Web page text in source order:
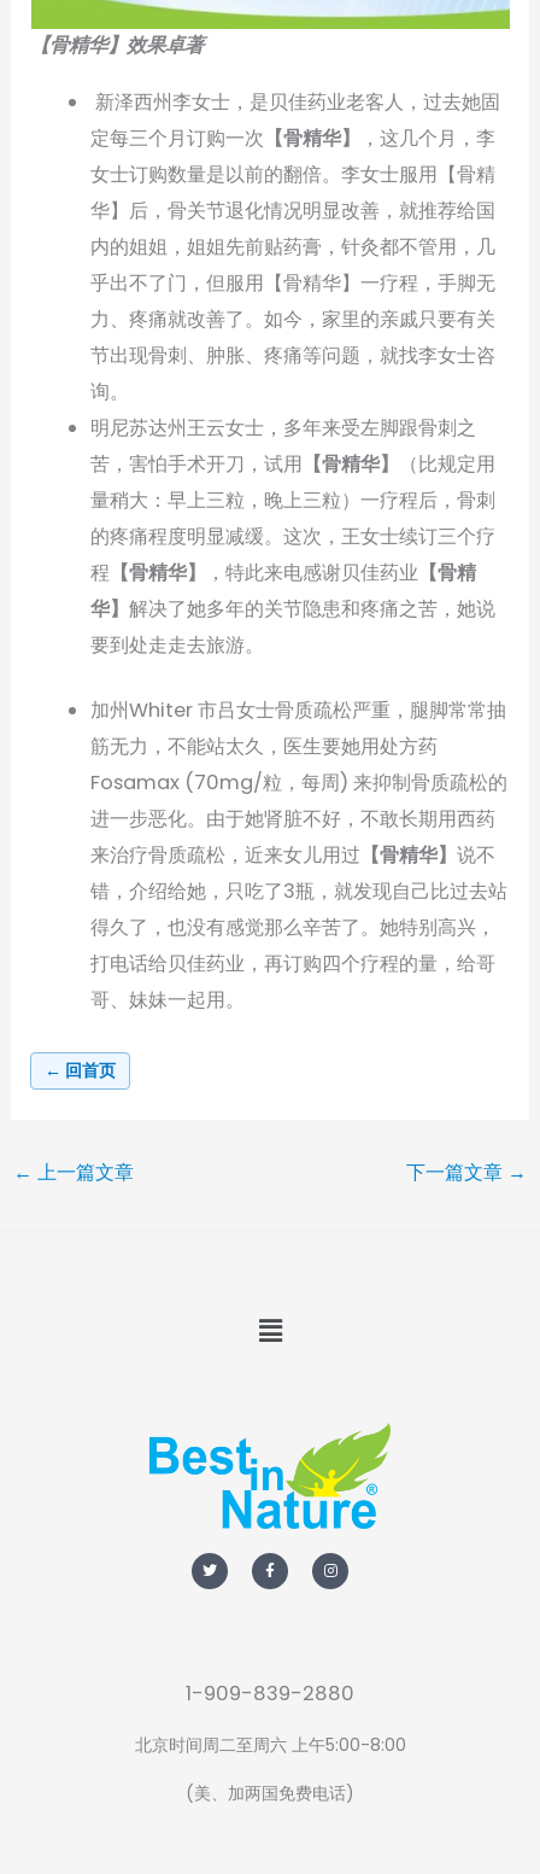
【骨精华】效果卓著
新泽西州李女士，是贝佳药业老客人，过去她固
定每三个月订购一次 【骨精华】
，这几个月，李
女士订购数量是以前的翻倍。李女士服用【骨精
华】后，骨关节退化情况明显改善，就推荐给国
内的姐姐，姐姐先前贴药膏，针灸都不管用，几
乎出不了门，但服用【骨精华】一疗程，手脚无
力、疼痛就改善了。如今，家里的亲戚只要有关
节出现骨刺、肿胀、疼痛等问题，就找李女士咨
询。
明尼苏达州王云女士，多年来受左脚跟骨刺之
苦，害怕手术开刀，试用 【骨精华】
（比规定用
量稍大：早上三粒，晚上三粒）一疗程后，骨刺
的疼痛程度明显减缓。这次，王女士续订三个疗
程 【骨精华】 ，特此来电感谢贝佳药业 【骨精
华】 解决了她多年的关节隐患和疼痛之苦，她说
要到处走走去旅游。
加州Whiter 市吕女士骨质疏松严重，腿脚常常抽
筋无力，不能站太久，医生要她用处方药
Fosamax (70mg/粒，每周) 来抑制骨质疏松的
进一步恶化。由于她肾脏不好，不敢长期用西药
来治疗骨质疏松，近来女儿用过 【骨精华】 说不
错，介绍给她，只吃了3瓶，就发现自己比过去站
得久了，也没有感觉那么辛苦了。她特别高兴，
打电话给贝佳药业，再订购四个疗程的量，给哥
哥、妹妹一起用。
← 回首页
← 上一篇文章 下一篇文章 →
Menu
w
i
t
a
c
e
n
s
t
1-909-839-2880
北京时间周二至周六 上午5:00-8:00
(美、加两国免费电话)